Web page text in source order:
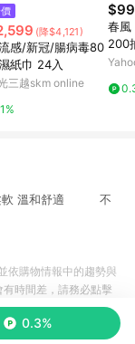
(降$4,121)
感/新冠/腸病毒80
紙巾 24入
三越skm online
1%
春風
200
軟 溫和舒適 不
0.3%
依購物情報中的趨勢與
時間差，請務必點擊
資訊以合作廠商網頁為